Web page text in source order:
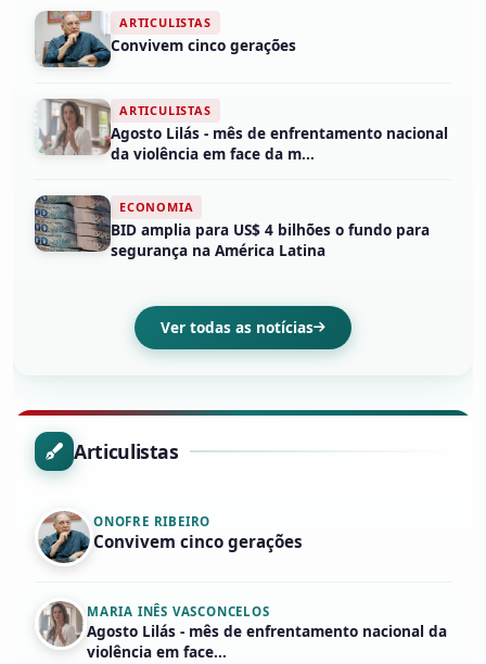
ARTICULISTAS
Convivem cinco gerações
ARTICULISTAS
Agosto Lilás - mês de enfrentamento nacional
da violência em face da m...
ECONOMIA
BID amplia para US$ 4 bilhões o fundo para
segurança na América Latina
Ver todas as notícias
Articulistas
ONOFRE RIBEIRO
Convivem cinco gerações
MARIA INÊS VASCONCELOS
Agosto Lilás - mês de enfrentamento nacional da
violência em face...